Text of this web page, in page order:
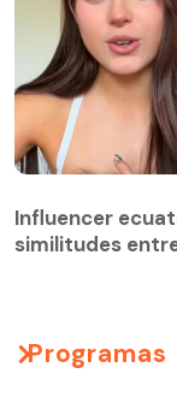
Influencer
similitudes
Programas